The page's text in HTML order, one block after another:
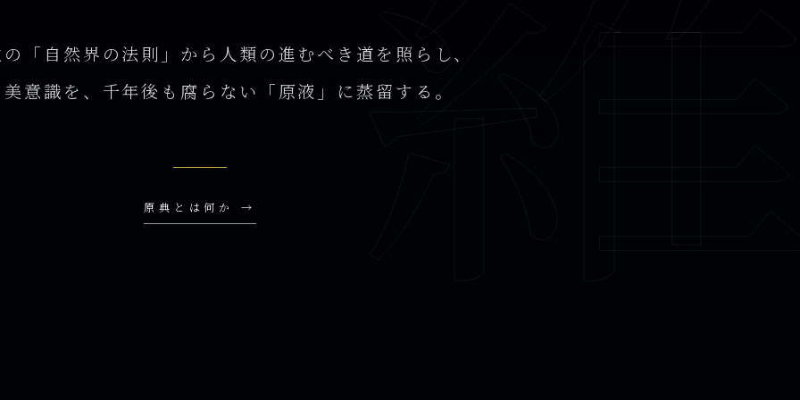
「自然界の法則」から人類の進むべき道を照らし、
意識を、千年後も腐らない「原液」に蒸留する。
原典とは何か →